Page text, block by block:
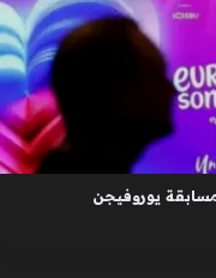
يوروفيجن